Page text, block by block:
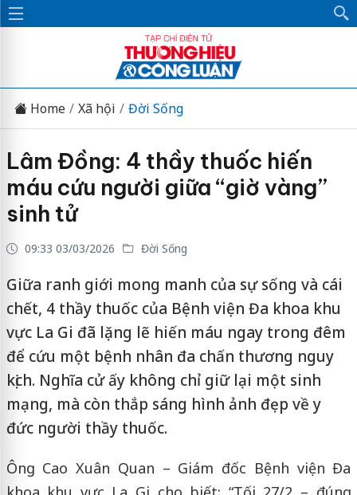
Home Xã hội Đời Sống
Lâm Đồng: 4 thầy thuốc hiến
máu cứu người giữa “giờ vàng”
sinh tử
09:33 03/03/2026 Đời Sống
Giữa ranh giới mong manh của sự sống và cái
chết, 4 thầy thuốc của Bệnh viện Đa khoa khu
vực La Gi đã lặng lẽ hiến máu ngay trong đêm
để cứu một bệnh nhân đa chấn thương nguy
kịch. Nghĩa cử ấy không chỉ giữ lại một sinh
mạng, mà còn thắp sáng hình ảnh đẹp về y
đức người thầy thuốc.
Ông Cao Xuân Quan – Giám đốc Bệnh viện Đa